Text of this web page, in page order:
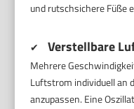
und rutschsichere Füße
✔ Verstellbare
Mehrere
Luftstrom individuell an
anzupassen. Eine